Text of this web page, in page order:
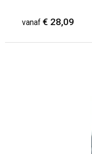
vanaf € 28,09
Minimale